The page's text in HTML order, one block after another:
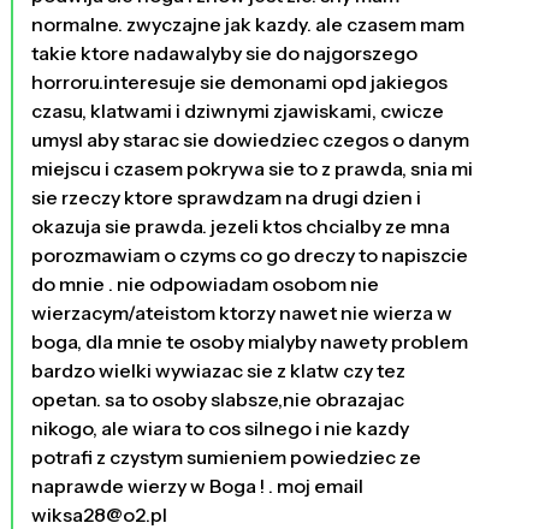
normalne. zwyczajne jak kazdy. ale czasem mam
takie ktore nadawalyby sie do najgorszego
horroru.interesuje sie demonami opd jakiegos
czasu, klatwami i dziwnymi zjawiskami, cwicze
umysl aby starac sie dowiedziec czegos o danym
miejscu i czasem pokrywa sie to z prawda, snia mi
sie rzeczy ktore sprawdzam na drugi dzien i
okazuja sie prawda. jezeli ktos chcialby ze mna
porozmawiam o czyms co go dreczy to napiszcie
do mnie . nie odpowiadam osobom nie
wierzacym/ateistom ktorzy nawet nie wierza w
boga, dla mnie te osoby mialyby nawety problem
bardzo wielki wywiazac sie z klatw czy tez
opetan. sa to osoby slabsze,nie obrazajac
nikogo, ale wiara to cos silnego i nie kazdy
potrafi z czystym sumieniem powiedziec ze
naprawde wierzy w Boga ! . moj email
wiksa28@o2.pl